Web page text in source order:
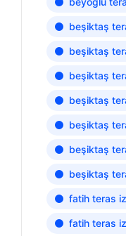
beşiktaş
beşiktaş
beşiktaş
beşiktaş
beşiktaş
beşiktaş
beşiktaş
fatih teras
fatih teras